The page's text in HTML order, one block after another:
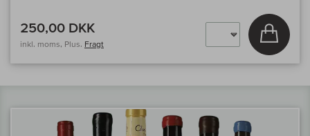
250,00 DKK
inkl. moms, Plus. Fragt
Læg i